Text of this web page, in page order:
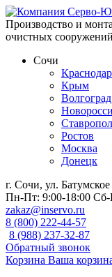
Производство и
очистных сооружений
Сочи
Краснодар
Крым
Волгоград
Ростов
Москва
Донецк
г. Сочи, ул.
Пн-Пт: 9:00-18:00 Сб-
zakaz@inservo.ru
8 (800) 222-44-57
8 (988) 237-32-87
Обратный звонок
Корзина Ваша